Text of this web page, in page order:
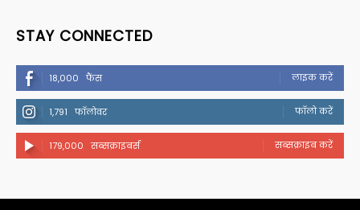
STAY CONNECTED
18,000 फैंस लाइक करें
1,791 फॉलोवर फॉलो करें
179,000 सब्सक्राइबर्स सब्सक्राइब करें